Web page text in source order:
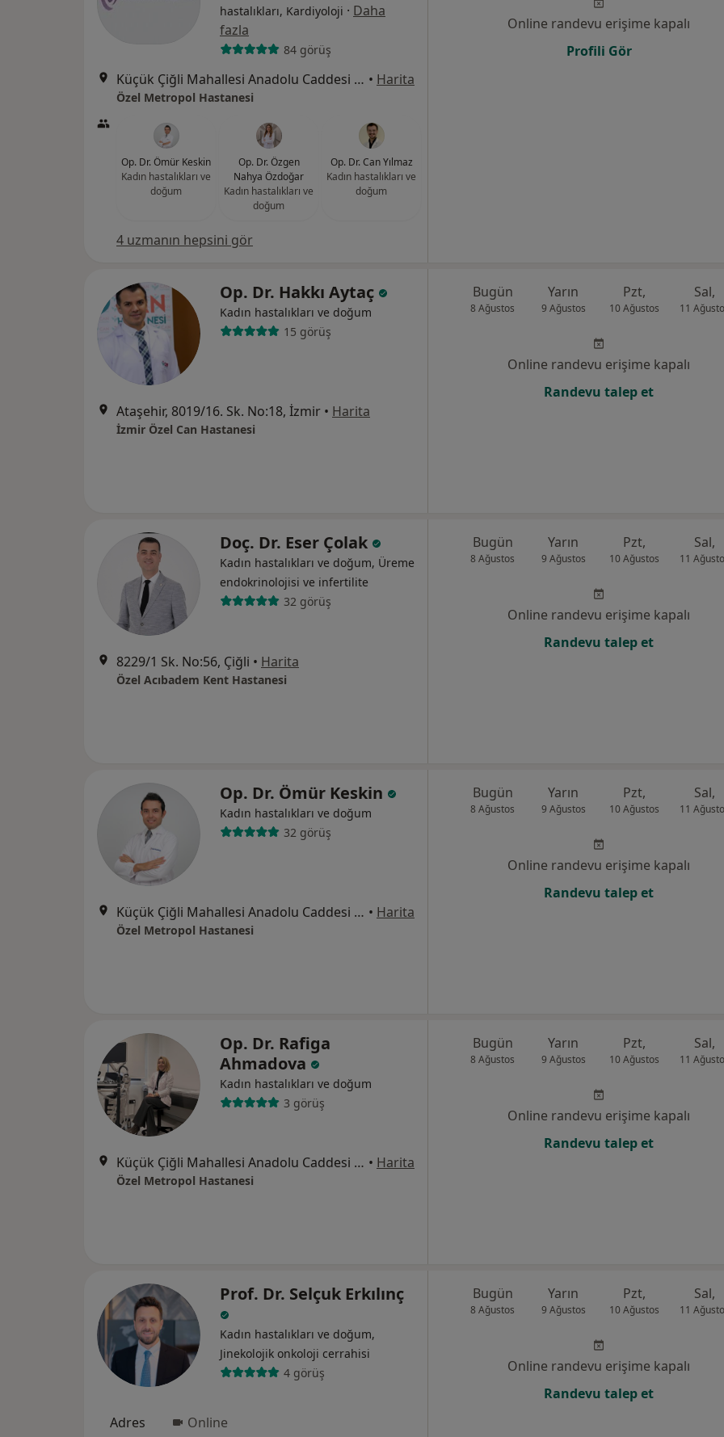
hastalıkları, Kardiyoloji · Daha
fazla
84 görüş
Küçük Çiğli Mahallesi Anadolu Caddesi No:1169, Çiğli • Harita
Özel Metropol Hastanesi
Op. Dr. Ömür Keskin
Kadın hastalıkları ve
doğum
Op. Dr. Özgen
Nahya Özdoğar
Kadın hastalıkları ve
doğum
Op. Dr. Can Yılmaz
Kadın hastalıkları ve
doğum
4 uzmanın hepsini gör
Online randevu erişime kapalı
Profili Gör
Op. Dr. Hakkı Aytaç
Kadın hastalıkları ve doğum
15 görüş
Ataşehir, 8019/16. Sk. No:18, İzmir • Harita
İzmir Özel Can Hastanesi
Bugün
8 Ağustos
Yarın
9 Ağustos
Pzt,
10 Ağustos
Sal,
11
Online randevu erişime kapalı
Randevu talep et
Doç. Dr. Eser Çolak
Kadın hastalıkları ve doğum, Üreme
endokrinolojisi ve i̇nfertilite
32 görüş
8229/1 Sk. No:56, Çiğli • Harita
Özel Acıbadem Kent Hastanesi
Bugün
8 Ağustos
Yarın
9 Ağustos
Pzt,
10 Ağustos
Sal,
11
Online randevu erişime kapalı
Randevu talep et
Op. Dr. Ömür Keskin
Kadın hastalıkları ve doğum
32 görüş
Küçük Çiğli Mahallesi Anadolu Caddesi No:1169, Çiğli • Harita
Özel Metropol Hastanesi
Bugün
8 Ağustos
Yarın
9 Ağustos
Pzt,
10 Ağustos
Sal,
11
Online randevu erişime kapalı
Randevu talep et
Op. Dr. Rafiga
Ahmadova
Kadın hastalıkları ve doğum
3 görüş
Küçük Çiğli Mahallesi Anadolu Caddesi No:1169, Çiğli • Harita
Özel Metropol Hastanesi
Bugün
8 Ağustos
Yarın
9 Ağustos
Pzt,
10 Ağustos
Sal,
11
Online randevu erişime kapalı
Randevu talep et
Prof. Dr. Selçuk Erkılınç
Kadın hastalıkları ve doğum,
Jinekolojik onkoloji cerrahisi
4 görüş
Adres Online
Bugün
8 Ağustos
Yarın
9 Ağustos
Pzt,
10 Ağustos
Sal,
11
Online randevu erişime kapalı
Randevu talep et